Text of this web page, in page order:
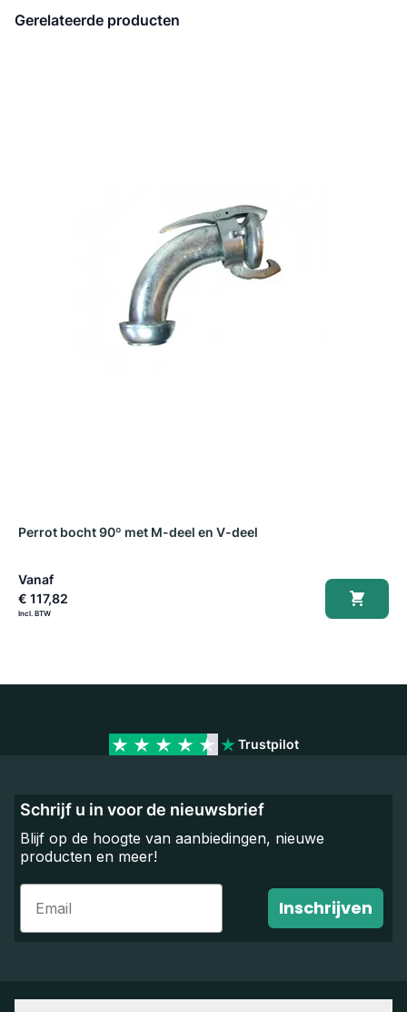
Gerelateerde producten
Perrot bocht 90º met M-deel en V-deel
Vanaf
€ 117,82
Trustpilot
Schrijf u in voor de nieuwsbrief
Blijf op de hoogte van aanbiedingen, nieuwe
producten en meer!
Email
Inschrijven